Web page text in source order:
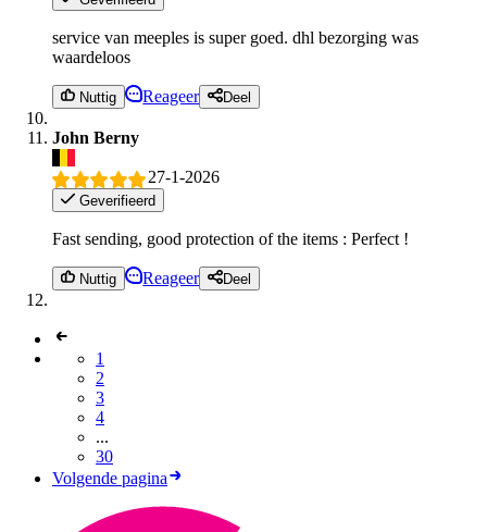
service van meeples is super goed. dhl bezorging was
waardeloos
Nuttig Reageer Deel
John Berny
27-1-2026
Geverifieerd
Fast sending, good protection of the items : Perfect !
Nuttig Reageer Deel
1
2
3
4
...
30
Volgende pagina